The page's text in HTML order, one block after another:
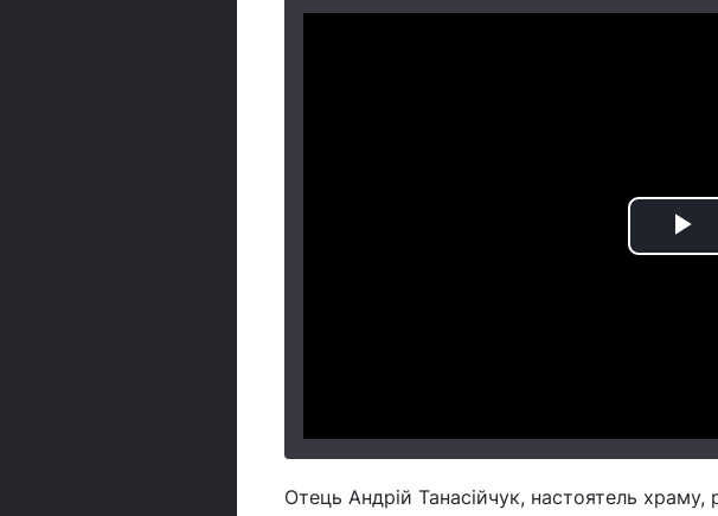
Отець Андрій Танасійчук, настоятель